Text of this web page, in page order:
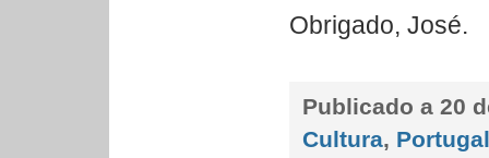
Obrigado, José.
Publicado a 20
Cultura, Portugal